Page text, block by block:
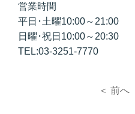
営業時間
平日･土曜10:00～21:00
日曜･祝日10:00～20:30
TEL:03-3251-7770
＜ 前へ